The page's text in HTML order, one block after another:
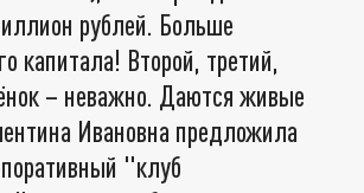
рублей. Больше
капитала! Второй, третий,
– неважно. Даются живые
Ивановна предложила
"клуб